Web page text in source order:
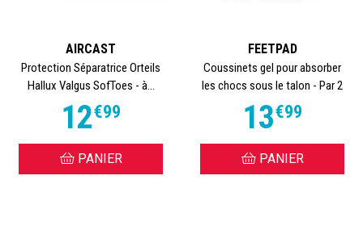
AIRCAST
Protection Séparatrice Orteils
Hallux Valgus SofToes - à...
12€99
PANIER
FEETPAD
Coussinets gel pour absorber
les chocs sous le talon - Par 2
13€99
PANIER